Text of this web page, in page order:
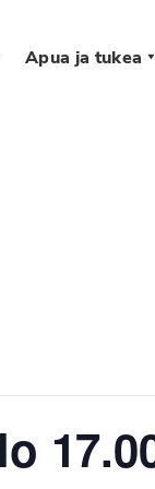
Apua ja tukea